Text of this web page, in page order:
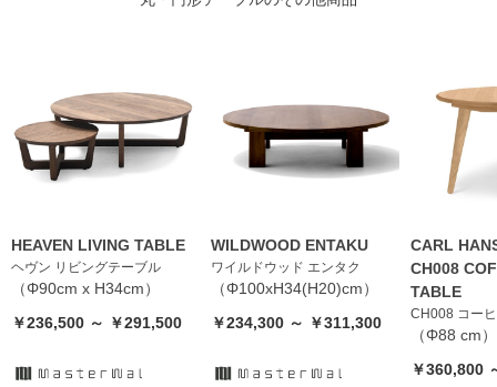
HEAVEN LIVING TABLE
ヘヴン リビングテーブル
（Φ90cm x H34cm）
￥236,500 ～ ￥291,500
WILDWOOD ENTAKU
ワイルドウッド エンタク
（Φ100xH34(H20)cm）
￥234,300 ～ ￥311,300
CARL
CH008
TABLE
CH008 コー
（Φ88 cm）
￥360,800